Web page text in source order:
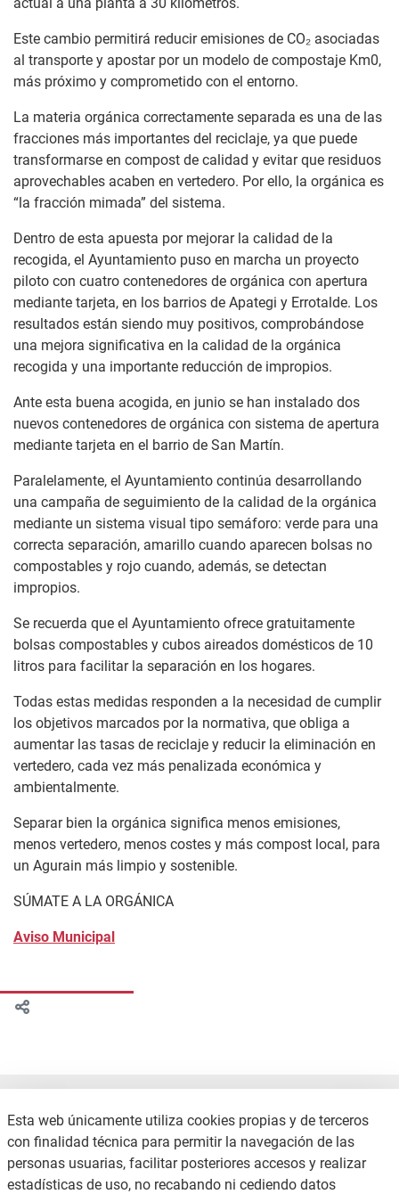
actual a una planta a 30 kilómetros.
Este cambio permitirá reducir emisiones de CO₂ asociadas
al transporte y apostar por un modelo de compostaje Km0,
más próximo y comprometido con el entorno.
La materia orgánica correctamente separada es una de las
fracciones más importantes del reciclaje, ya que puede
transformarse en compost de calidad y evitar que residuos
aprovechables acaben en vertedero. Por ello, la orgánica es
“la fracción mimada” del sistema.
Dentro de esta apuesta por mejorar la calidad de la
recogida, el Ayuntamiento puso en marcha un proyecto
piloto con cuatro contenedores de orgánica con apertura
mediante tarjeta, en los barrios de Apategi y Errotalde. Los
resultados están siendo muy positivos, comprobándose
una mejora significativa en la calidad de la orgánica
recogida y una importante reducción de impropios.
Ante esta buena acogida, en junio se han instalado dos
nuevos contenedores de orgánica con sistema de apertura
mediante tarjeta en el barrio de San Martín.
Paralelamente, el Ayuntamiento continúa desarrollando
una campaña de seguimiento de la calidad de la orgánica
mediante un sistema visual tipo semáforo: verde para una
correcta separación, amarillo cuando aparecen bolsas no
compostables y rojo cuando, además, se detectan
impropios.
Se recuerda que el Ayuntamiento ofrece gratuitamente
bolsas compostables y cubos aireados domésticos de 10
litros para facilitar la separación en los hogares.
Todas estas medidas responden a la necesidad de cumplir
los objetivos marcados por la normativa, que obliga a
aumentar las tasas de reciclaje y reducir la eliminación en
vertedero, cada vez más penalizada económica y
ambientalmente.
Separar bien la orgánica significa menos emisiones,
menos vertedero, menos costes y más compost local, para
un Agurain más limpio y sostenible.
SÚMATE A LA ORGÁNICA
Aviso Municipal
Esta web únicamente utiliza cookies propias y de terceros
con finalidad técnica para permitir la navegación de las
personas usuarias, facilitar posteriores accesos y realizar
estadísticas de uso, no recabando ni cediendo datos